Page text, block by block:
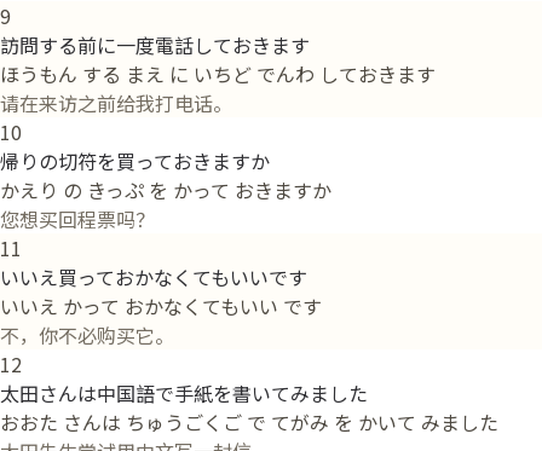
9
訪問する前に一度電話しておきます
ほうもん する まえ に いちど でんわ しておきます
请在来访之前给我打电话。
10
帰りの切符を買っておきますか
かえり の きっぷ を かって おきますか
您想买回程票吗？
11
いいえ買っておかなくてもいいです
いいえ かって おかなくてもいい です
不，你不必购买它。
12
太田さんは中国語で手紙を書いてみました
おおた さんは ちゅうごくご で てがみ を かいて みました